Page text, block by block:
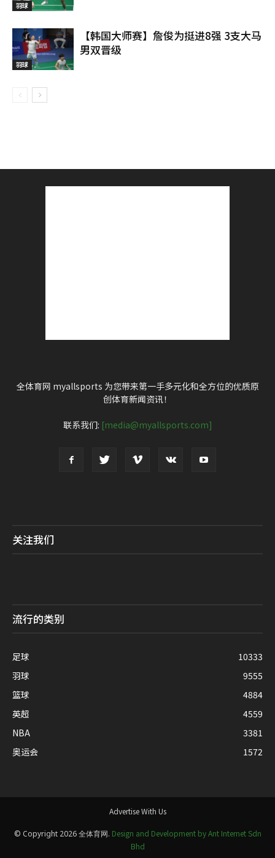
羽球
羽球
【韩国大师赛】詹俊为挺进8强 3支大马
男双晋级
全体育网 myallsports 为您带来第一手多元化和全方位的优质原
创体育新闻资讯！
联系我们: [media@myallsports.com]
关注我们
流行的类别
足球
10333
羽球
9555
篮球
4884
英超
4559
NBA
3381
奥运会
1572
Advertise With Us
© Copyright 2026 全体育网. Design and Development by Ant Internet Sdn
Bhd